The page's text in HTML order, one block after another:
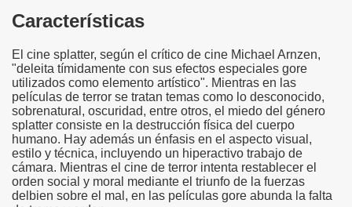
Características
El cine splatter, según el crítico de cine Michael Arnzen,
"deleita tímidamente con sus efectos especiales gore
utilizados como elemento artístico". Mientras en las
películas de terror se tratan temas como lo desconocido,
sobrenatural, oscuridad, entre otros, el miedo del género
splatter consiste en la destrucción física del cuerpo
humano. Hay además un énfasis en el aspecto visual,
estilo y técnica, incluyendo un hiperactivo trabajo de
cámara. Mientras el cine de terror intenta restablecer el
orden social y moral mediante el triunfo de la fuerzas
delbien sobre el mal, en las películas gore abunda la falta